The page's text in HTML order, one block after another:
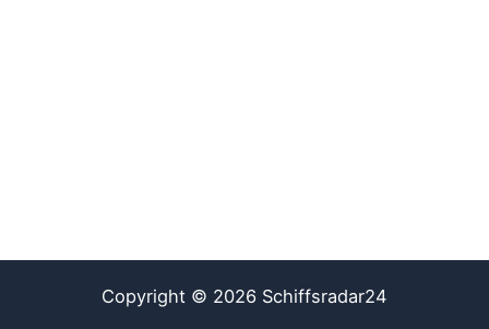
Copyright © 2026 Schiffsradar24